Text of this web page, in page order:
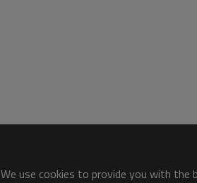
We use cookies to provide you with the